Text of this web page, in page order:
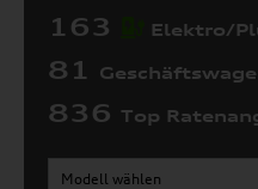
163 Elektro/
81
836 Top
Modell wählen